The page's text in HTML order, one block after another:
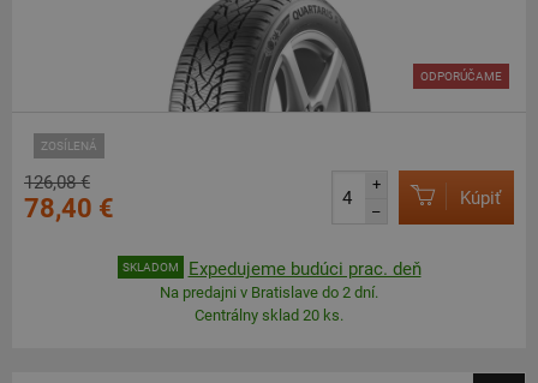
ZOSÍLENÁ
ODPORÚČAME
126,08 €
78,40 €
+
–
Kúpiť
SKLADOM Expedujeme budúci prac. deň
Na predajni v Bratislave do 2 dní.
Centrálny sklad 20 ks.